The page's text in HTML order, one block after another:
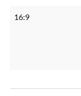
16:9